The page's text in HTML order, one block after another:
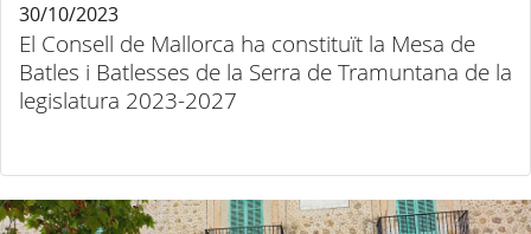
El Consell de Mallorca ha constituït la Mesa de
Batles i Batlesses de la Serra de Tramuntana de la
legislatura 2023-2027
30/10/2023